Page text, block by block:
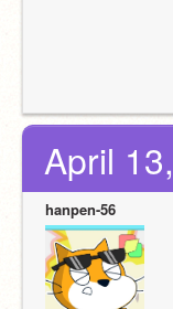
April
hanpen-56